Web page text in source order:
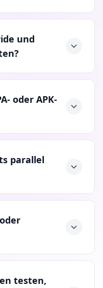
und
oder APK-
parallel
testen,